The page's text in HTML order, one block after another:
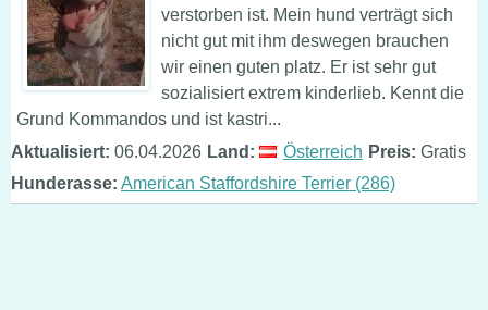
verstorben ist. Mein hund verträgt sich
nicht gut mit ihm deswegen brauchen
wir einen guten platz. Er ist sehr gut
sozialisiert extrem kinderlieb. Kennt die
Grund Kommandos und ist kastri...
Aktualisiert: 06.04.2026 Land: Österreich Preis: Gratis
Hunderasse: American Staffordshire Terrier (286)